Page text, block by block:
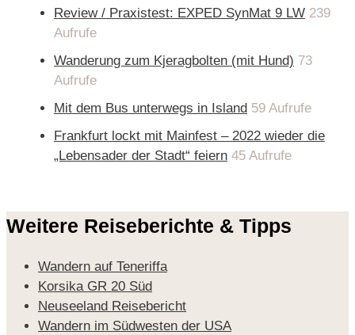
Review / Praxistest: EXPED SynMat 9 LW 239
Aufrufe
Wanderung zum Kjeragbolten (mit Hund) 73
Aufrufe
Mit dem Bus unterwegs in Island 59 Aufrufe
Frankfurt lockt mit Mainfest – 2022 wieder die
„Lebensader der Stadt“ feiern 45 Aufrufe
Weitere Reiseberichte & Tipps
Wandern auf Teneriffa
Korsika GR 20 Süd
Neuseeland Reisebericht
Wandern im Südwesten der USA